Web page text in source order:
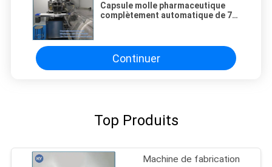
Capsule molle pharmaceutique
complètement automatique de 7
commutateur/bouton
Continuer
Top Produits
Machine de fabrication